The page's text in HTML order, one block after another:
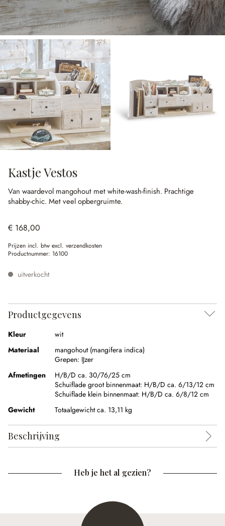
Kastje Vestos
Van waardevol mangohout met white-wash-finish. Prachtige
shabby-chic. Met veel opbergruimte.
€ 168,00
Prijzen incl. btw excl. verzendkosten
Productnummer: 16100
uitverkocht
Productgegevens
Kleur
wit
Materiaal
mangohout (mangifera indica)
Grepen: IJzer
Afmetingen
H/B/D ca. 30/76/25 cm
Schuiflade groot binnenmaat: H/B/D ca. 6/13/12 cm
Schuiflade klein binnenmaat: H/B/D ca. 6/8/12 cm
Gewicht
Totaalgewicht ca. 13,11 kg
Beschrijving
Heb je het al gezien?